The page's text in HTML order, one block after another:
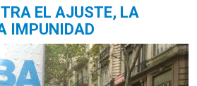
EL AJUSTE, LA
IMPUNIDAD